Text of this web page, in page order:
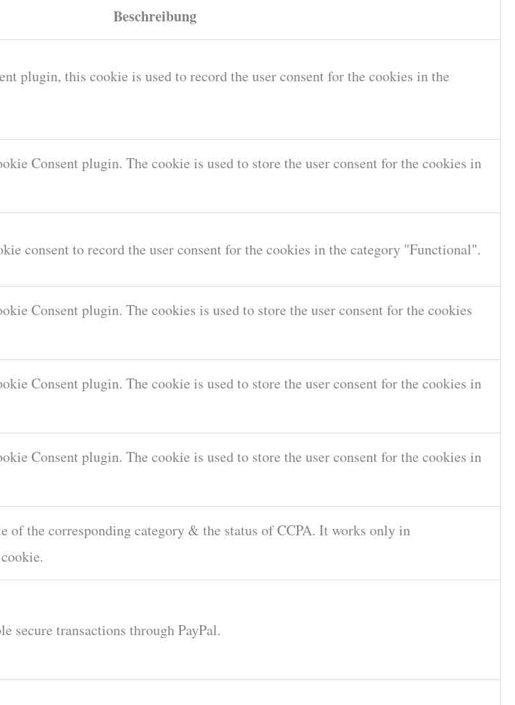
Beschreibung
plugin, this cookie is used to record the user consent for the cookies in the
Consent plugin. The cookie is used to store the user consent for the cookies in
consent to record the user consent for the cookies in the category "Functional".
Consent plugin. The cookies is used to store the user consent for the cookies
Consent plugin. The cookie is used to store the user consent for the cookies in
Consent plugin. The cookie is used to store the user consent for the cookies in
of the corresponding category & the status of CCPA. It works only in
secure transactions through PayPal.